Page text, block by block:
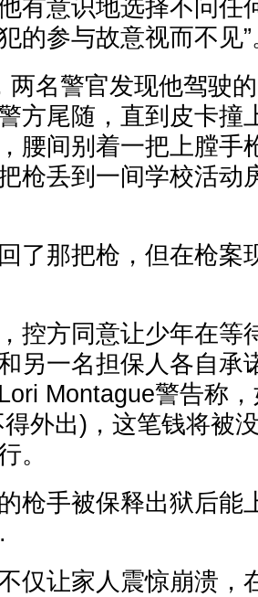
有意识地选择不问任
的参与故意视而不见”
两名警官发现他驾驶
方尾随，直到皮卡撞
腰间别着一把上膛手
枪丢到一间学校活动
了那把枪，但在枪案
控方同意让少年在等
另一名担保人各自承
Montague警告称
外出)，这笔钱将被
。
枪手被保释出狱后能
仅让家人震惊崩溃，